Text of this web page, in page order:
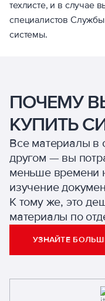
техлисте, и в случае
специалистов
системы.
ПОЧЕМУ
КУПИТЬ
Все материалы в
другом — вы
меньше времени
изучение
К тому же, это
материалы по
УЗНАЙТЕ